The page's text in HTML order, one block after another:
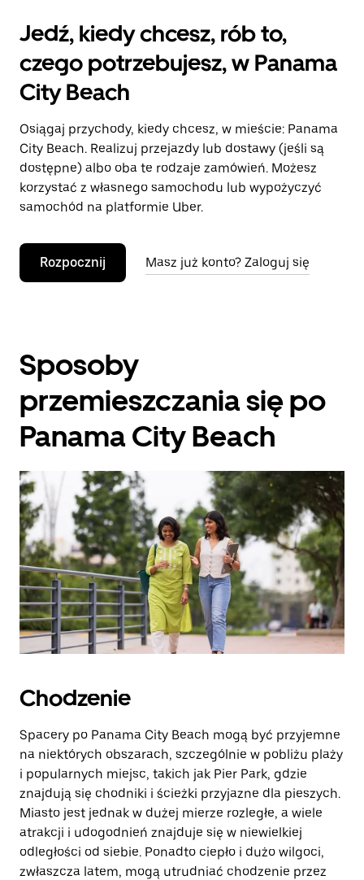
Jedź, kiedy chcesz, rób to,
czego potrzebujesz, w Panama
City Beach
Osiągaj przychody, kiedy chcesz, w mieście: Panama
City Beach. Realizuj przejazdy lub dostawy (jeśli są
dostępne) albo oba te rodzaje zamówień. Możesz
korzystać z własnego samochodu lub wypożyczyć
samochód na platformie Uber.
Rozpocznij Masz już konto? Zaloguj się
Sposoby
przemieszczania się po
Panama City Beach
Chodzenie
Spacery po Panama City Beach mogą być przyjemne
na niektórych obszarach, szczególnie w pobliżu plaży
i popularnych miejsc, takich jak Pier Park, gdzie
znajdują się chodniki i ścieżki przyjazne dla pieszych.
Miasto jest jednak w dużej mierze rozległe, a wiele
atrakcji i udogodnień znajduje się w niewielkiej
odległości od siebie. Ponadto ciepło i dużo wilgoci,
zwłaszcza latem, mogą utrudniać chodzenie przez